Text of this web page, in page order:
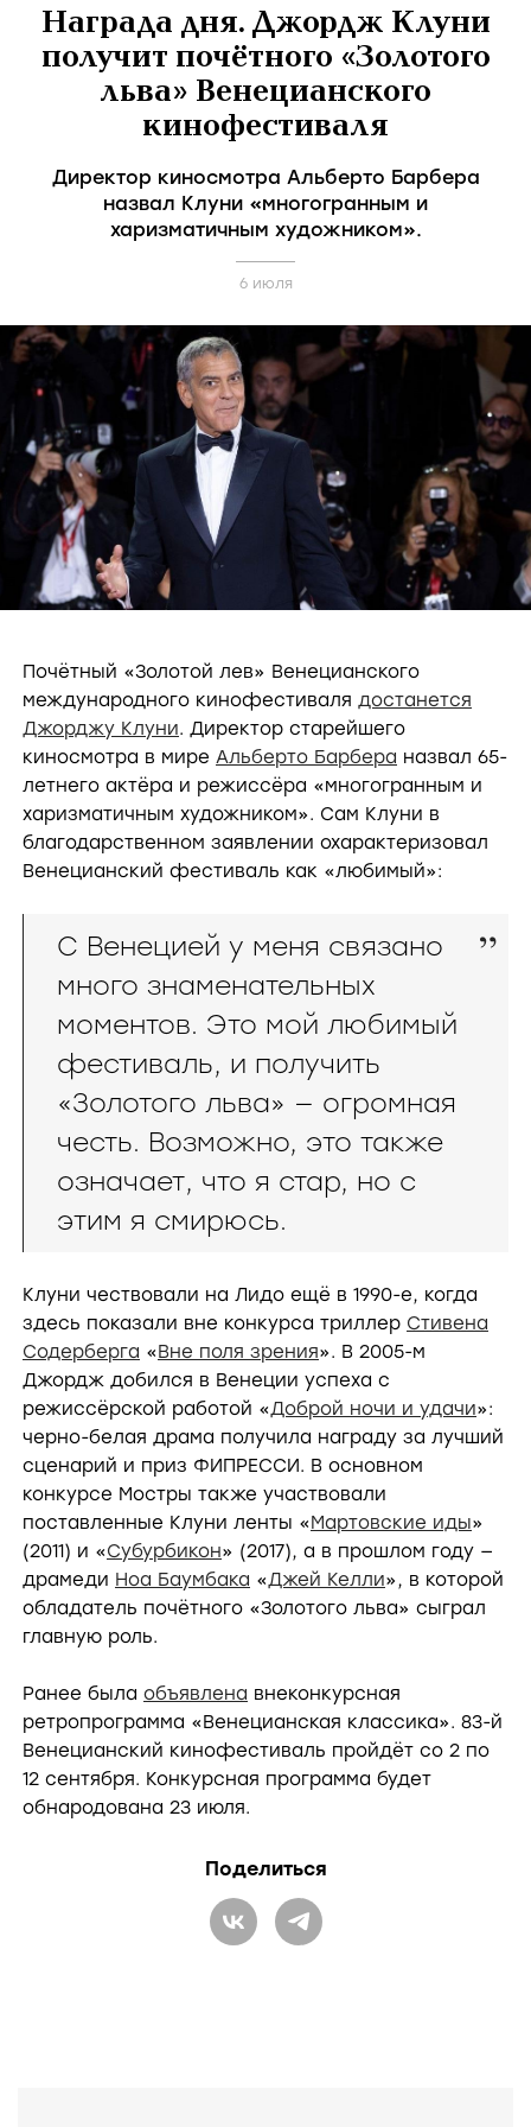
Награда дня. Джордж Клуни
получит почётного «Золотого
льва» Венецианского
кинофестиваля
Директор киносмотра Альберто Барбера
назвал Клуни «многогранным и
харизматичным художником».
6 июля
Почётный «Золотой лев» Венецианского
международного кинофестиваля достанется
Джорджу Клуни. Директор старейшего
киносмотра в мире Альберто Барбера назвал 65-
летнего актёра и режиссёра «многогранным и
харизматичным художником». Сам Клуни в
благодарственном заявлении охарактеризовал
Венецианский фестиваль как «любимый»:
С Венецией у меня связано
много знаменательных
моментов. Это мой любимый
фестиваль, и получить
«Золотого льва» — огромная
честь. Возможно, это также
означает, что я стар, но с
этим я смирюсь.
Клуни чествовали на Лидо ещё в 1990-е, когда
здесь показали вне конкурса триллер Стивена
Содерберга «Вне поля зрения». В 2005-м
Джордж добился в Венеции успеха с
режиссёрской работой «Доброй ночи и удачи»:
черно-белая драма получила награду за лучший
сценарий и приз ФИПРЕССИ. В основном
конкурсе Мостры также участвовали
поставленные Клуни ленты «Мартовские иды»
(2011) и «Субурбикон» (2017), а в прошлом году —
драмеди Ноа Баумбака «Джей Келли», в которой
обладатель почётного «Золотого льва» сыграл
главную роль.
Ранее была объявлена внеконкурсная
ретропрограмма «Венецианская классика». 83-й
Венецианский кинофестиваль пройдёт со 2 по
12 сентября. Конкурсная программа будет
обнародована 23 июля.
Поделиться